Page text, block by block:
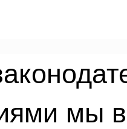
мы